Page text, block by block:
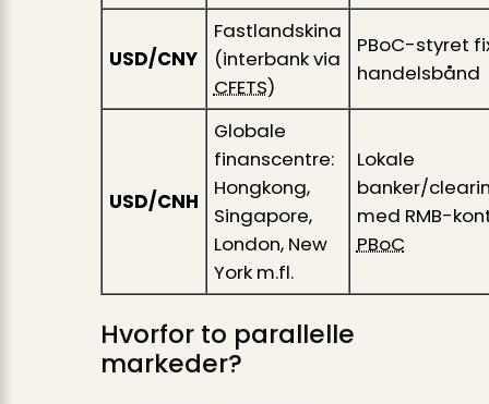
USD/CNY
Fastlandskina
(interbank via
CFETS)
PBoC-styret
handelsbånd
USD/CNH
Globale
finanscentre:
Hongkong,
Singapore,
London, New
York m.fl.
Lokale
banker/
med RMB-
PBoC
Hvorfor to parallelle
markeder?